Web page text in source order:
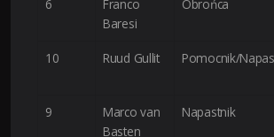
6
Franco
Baresi
Obrońca
10 Ruud Gullit Pomocnik/
9
Marco van
Basten
Napastnik